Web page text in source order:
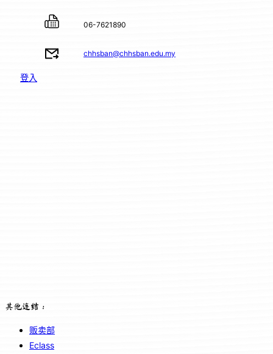
06-7621890
chhsban@chhsban.edu.my
登入
其他连结：
贩卖部
Eclass